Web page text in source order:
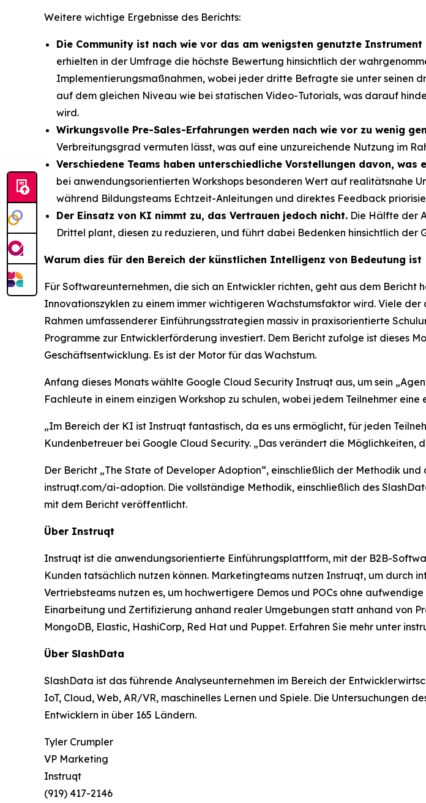
Weitere wichtige Ergebnisse des Berichts:
Die Community ist nach wie vor das am wenigsten genutzte
erhielten in der Umfrage die höchste Bewertung hinsichtlich der
Implementierungsmaßnahmen, wobei jeder dritte Befragte sie unter seinen
auf dem gleichen Niveau wie bei statischen Video-Tutorials, was darauf
wird.
Wirkungsvolle Pre-Sales-Erfahrungen werden nach wie vor zu wenig
Verbreitungsgrad vermuten lässt, was auf eine unzureichende Nutzung im
Verschiedene Teams haben unterschiedliche Vorstellungen davon,
bei anwendungsorientierten Workshops besonderen Wert auf realitätsnahe
während Bildungsteams Echtzeit-Anleitungen und direktes Feedback
Der Einsatz von KI nimmt zu, das Vertrauen jedoch nicht. Die Hälfte der
Drittel plant, diesen zu reduzieren, und führt dabei Bedenken hinsichtlich
Warum dies für den Bereich der künstlichen Intelligenz von Bedeutung ist
Für Softwareunternehmen, die sich an Entwickler richten, geht aus dem
Innovationszyklen zu einem immer wichtigeren Wachstumsfaktor wird. Viele
Rahmen umfassenderer Einführungsstrategien massiv in praxisorientierte
Programme zur Entwicklerförderung investiert. Dem Bericht zufolge ist dieses
Geschäftsentwicklung. Es ist der Motor für das Wachstum.
Anfang dieses Monats wählte Google Cloud Security Instruqt aus, um sein
Fachleute in einem einzigen Workshop zu schulen, wobei jedem Teilnehmer
„Im Bereich der KI ist Instruqt fantastisch, da es uns ermöglicht, für jeden
Kundenbetreuer bei Google Cloud Security. „Das verändert die Möglichkeiten,
Der Bericht „The State of Developer Adoption“, einschließlich der Methodik
instruqt.com/ai-adoption. Die vollständige Methodik, einschließlich des
mit dem Bericht veröffentlicht.
Über Instruqt
Instruqt ist die anwendungsorientierte Einführungsplattform, mit der B2B-
Kunden tatsächlich nutzen können. Marketingteams nutzen Instruqt, um durch
Vertriebsteams nutzen es, um hochwertigere Demos und POCs ohne
Einarbeitung und Zertifizierung anhand realer Umgebungen statt anhand von
MongoDB, Elastic, HashiCorp, Red Hat und Puppet. Erfahren Sie mehr unter
Über SlashData
SlashData ist das führende Analyseunternehmen im Bereich der
IoT, Cloud, Web, AR/VR, maschinelles Lernen und Spiele. Die Untersuchungen
Entwicklern in über 165 Ländern.
Tyler Crumpler
VP Marketing
Instruqt
(919) 417-2146